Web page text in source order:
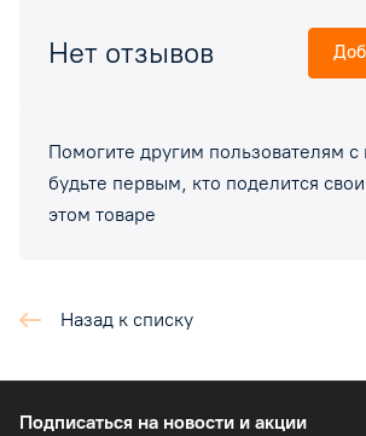
Помогите другим пользователям
будьте первым, кто поделится
этом товаре
Нет отзывов
Назад к списку
Подписаться на новости и акции